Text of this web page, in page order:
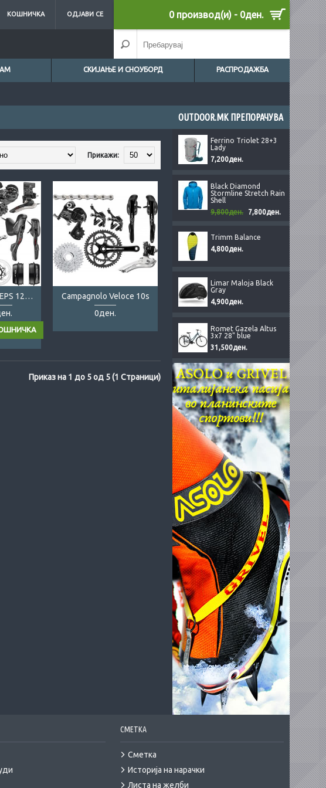
КОШНИЧКА ОДЈАВИ СЕ 0 производ(и) - 0ден.
СКИЈАЊЕ И СНОУБОРД РАСПРОДАЖБА
OUTDOOR.MK ПРЕПОРАЧУВА
Ferrino Triolet 28+3
Lady
7,200ден.
Black Diamond
Stormline Stretch Rain
Shell
9,800ден.
7,800ден.
Trimm Balance
4,800ден.
Limar Maloja Black
Gray
4,900ден.
Romet Gazela Altus
3x7 28" blue
31,500ден.
Прикажи:
Campagnolo SR EPS 12s DB
Campagnolo Veloce 10s
0ден.
Приказ на 1 до 5 од 5 (1 Страници)
СМЕТКА
Сметка
Историја на нарачки
Листа на желби